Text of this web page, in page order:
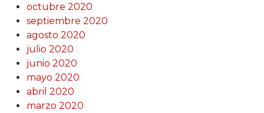
octubre 2020
septiembre 2020
agosto 2020
julio 2020
junio 2020
mayo 2020
abril 2020
marzo 2020